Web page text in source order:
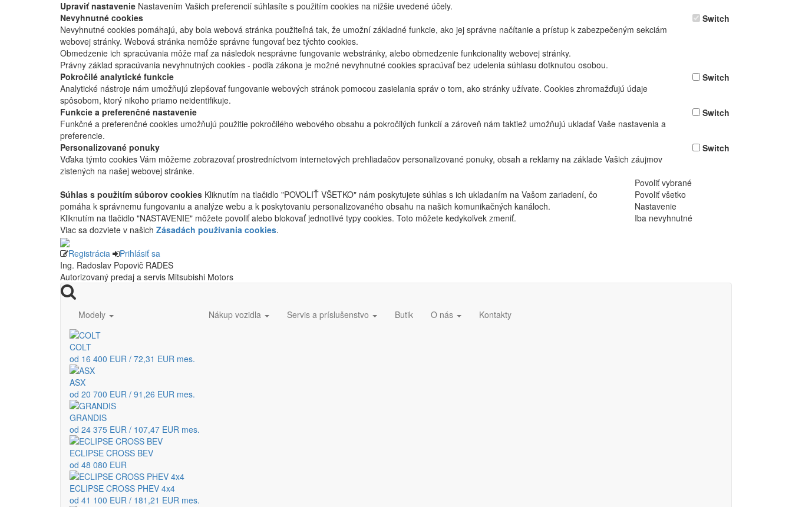
Upraviť nastavenie Nastavením Vašich preferencií súhlasíte s použitím cookies na nižšie uvedené účely.
Nevyhnutné cookies
Nevyhnutné cookies pomáhajú, aby bola webová stránka použiteľná tak, že umožní základné funkcie, ako jej správne načítanie a prístup k zabezpečeným sekciám
webovej stránky. Webová stránka nemôže správne fungovať bez týchto cookies.
Obmedzenie ich spracúvania môže mať za následok nesprávne fungovanie webstránky, alebo obmedzenie funkcionality webovej stránky.
Právny základ spracúvania nevyhnutných cookies - podľa zákona je možné nevyhnutné cookies spracúvať bez udelenia súhlasu dotknutou osobou.
Switch
Pokročilé analytické funkcie
Analytické nástroje nám umožňujú zlepšovať fungovanie webových stránok pomocou zasielania správ o tom, ako stránky užívate. Cookies zhromažďujú údaje
spôsobom, ktorý nikoho priamo neidentifikuje.
Switch
Funkcie a preferenčné nastavenie
Funkčné a preferenčné cookies umožňujú použitie pokročilého webového obsahu a pokročilých funkcií a zároveň nám taktiež umožňujú ukladať Vaše nastavenia a
preferencie.
Switch
Personalizované ponuky
Vďaka týmto cookies Vám môžeme zobrazovať prostredníctvom internetových prehliadačov personalizované ponuky, obsah a reklamy na základe Vašich záujmov
zistených na našej webovej stránke.
Switch
Povoliť vybrané
Súhlas s použitím súborov cookies Kliknutím na tlačidlo "POVOLIŤ VŠETKO" nám poskytujete súhlas s ich ukladaním na Vašom zariadení, čo
pomáha k správnemu fungovaniu a analýze webu a k poskytovaniu personalizovaného obsahu na našich komunikačných kanáloch.
Kliknutím na tlačidlo "NASTAVENIE" môžete povoliť alebo blokovať jednotlivé typy cookies. Toto môžete kedykoľvek zmeniť.
Viac sa dozviete v našich Zásadách používania cookies.
Povoliť všetko
Nastavenie
Iba nevyhnutné
Registrácia
Prihlásiť sa
Ing. Radoslav Popovič RADES
Autorizovaný predaj a servis Mitsubishi Motors
Modely
COLT
od 16 400 EUR / 72,31 EUR mes.
ASX
od 20 700 EUR / 91,26 EUR mes.
GRANDIS
od 24 375 EUR / 107,47 EUR mes.
ECLIPSE CROSS BEV
od 48 080 EUR
ECLIPSE CROSS PHEV 4x4
od 41 100 EUR / 181,21 EUR mes.
Nákup vozidla Servis a príslušenstvo Butik O nás Kontakty